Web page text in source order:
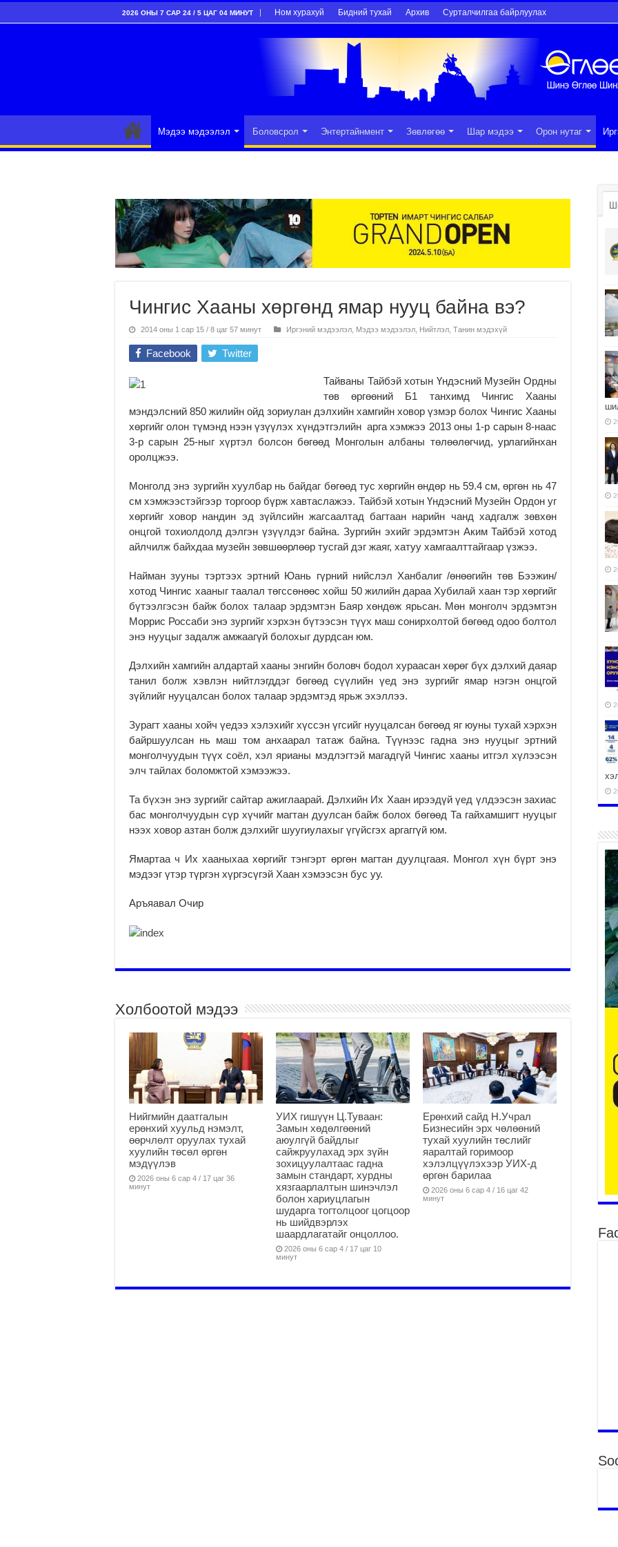
2026 ОНЫ 7 САР 24 / 5 ЦАГ 04 МИНУТ Ном хурахуй Бидний тухай Архив Сурталчилгаа байрлуулах
Мэдээ мэдээлэл Боловсрол Энтертайнмент Зөвлөгөө Шар мэдээ Орон нутаг
Чингис Хааны хөргөнд ямар нууц байна вэ?
2014 оны 1 сар 15 / 8 цаг 57 минут Иргэний мэдээлэл Мэдээ мэдээлэл Нийтлэл Танин мэдэхүй
Facebook Twitter
Тайваны Тайбэй хотын Үндэсний Музейн Ордны
төв өргөөний Б1 танхимд Чингис Хааны
мэндэлсний 850 жилийн ойд зориулан дэлхийн хамгийн ховор үзмэр болох Чингис Хааны
хөргийг олон түмэнд нээн үзүүлэх хүндэтгэлийн арга хэмжээ 2013 оны 1-р сарын 8-наас
3-р сарын 25-ныг хүртэл болсон бөгөөд Монголын албаны төлөөлөгчид, урлагийнхан
оролцжээ.
Монголд энэ зургийн хуулбар нь байдаг бөгөөд тус хөргийн өндөр нь 59.4 см, өргөн нь 47
см хэмжээстэйгээр торгоор бүрж хавтаслажээ. Тайбэй хотын Үндэсний Музейн Ордон уг
хөргийг ховор нандин эд зүйлсийн жагсаалтад багтаан нарийн чанд хадгалж зөвхөн
онцгой тохиолдолд дэлгэн үзүүлдэг байна. Зургийн эхийг эрдэмтэн Аким Тайбэй хотод
айлчилж байхдаа музейн зөвшөөрлөөр тусгай дэг жаяг, хатуу хамгаалттайгаар үзжээ.
Найман зууны тэртээх эртний Юань гүрний нийслэл Ханбалиг /өнөөгийн төв Бээжин/
хотод Чингис хааныг таалал төгссөнөөс хойш 50 жилийн дараа Хубилай хаан тэр хөргийг
бүтээлгэсэн байж болох талаар эрдэмтэн Баяр хөндөж ярьсан. Мөн монголч эрдэмтэн
Моррис Россаби энэ зургийг хэрхэн бүтээсэн түүх маш сонирхолтой бөгөөд одоо болтол
энэ нууцыг задалж амжаагүй болохыг дурдсан юм.
Дэлхийн хамгийн алдартай хааны энгийн боловч бодол хураасан хөрөг бүх дэлхий даяар
танил болж хэвлэн нийтлэгддэг бөгөөд сүүлийн үед энэ зургийг ямар нэгэн онцгой
зүйлийг нууцалсан болох талаар эрдэмтэд ярьж эхэллээ.
Зурагт хааны хойч үедээ хэлэхийг хүссэн үгсийг нууцалсан бөгөөд яг юуны тухай хэрхэн
байршуулсан нь маш том анхаарал татаж байна. Түүнээс гадна энэ нууцыг эртний
монголчуудын түүх соёл, хэл ярианы мэдлэгтэй магадгүй Чингис хааны итгэл хүлээсэн
элч тайлах боломжтой хэмээжээ.
Та бүхэн энэ зургийг сайтар ажиглаарай. Дэлхийн Их Хаан ирээдүй үед үлдээсэн захиас
бас монголчуудын сүр хүчийг магтан дуулсан байж болох бөгөөд Та гайхамшигт нууцыг
нээх ховор азтан болж дэлхийг шуугиулахыг үгүйсгэх аргаггүй юм.
Ямартаа ч Их хааныхаа хөргийг тэнгэрт өргөн магтан дуулцгаая. Монгол хүн бүрт энэ
мэдээг үтэр түргэн хүргэсүгэй Хаан хэмээсэн бус уу.
Аръяавал Очир
Холбоотой мэдээ
Нийгмийн даатгалын
ерөнхий хуульд нэмэлт,
өөрчлөлт оруулах тухай
хуулийн төсөл өргөн
мэдүүлэв
2026 оны 6 сар 4 / 17 цаг 36
минут
УИХ гишүүн Ц.Туваан:
Замын хөдөлгөөний
аюулгүй байдлыг
сайжруулахад эрх зүйн
зохицуулалтаас гадна
замын стандарт, хурдны
хязгаарлалтын шинэчлэл
болон хариуцлагын
шударга тогтолцоог цогцоор
нь шийдвэрлэх
шаардлагатайг онцоллоо.
2026 оны 6 сар 4 / 17 цаг 10
минут
Ерөнхий сайд Н.Учрал
Бизнесийн эрх чөлөөний
тухай хуулийн төслийг
яаралтай горимоор
хэлэлцүүлэхээр УИХ-д
өргөн барилаа
2026 оны 6 сар 4 / 16 цаг 42
минут